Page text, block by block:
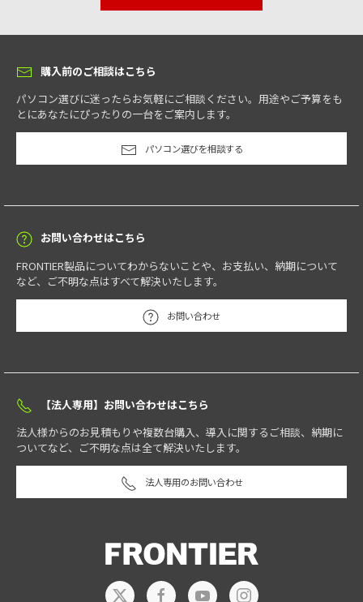
購入前のご相談はこちら
パソコン選びに迷ったらお気軽にご相談ください。用途やご予算をも
とにあなたにぴったりの一台をご案内します。
パソコン選びを相談する
お問い合わせはこちら
FRONTIER製品についてわからないことや、お支払い、納期について
など、ご不明な点はすべて解決いたします。
お問い合わせ
【法人専用】お問い合わせはこちら
法人様からのお見積もりや複数台購入、導入に関するご相談、納期に
ついてなど、ご不明な点は全て解決いたします。
法人専用のお問い合わせ